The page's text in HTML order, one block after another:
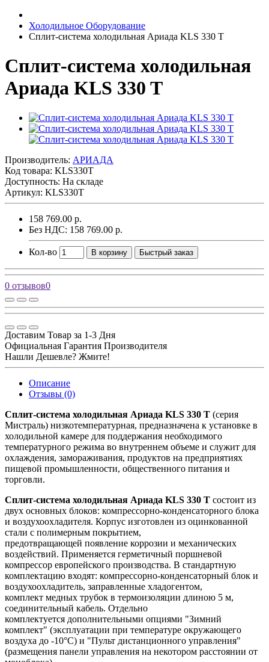
Холодильное Оборудование
Сплит-система холодильная Ариада KLS 330 T
Сплит-система холодильная
Ариада KLS 330 T
Производитель: АРИАДА
Код товара: KLS330T
Доступность: На складе
Артикул: KLS330T
158 769.00 р.
Без НДС: 158 769.00 р.
Кол-во В корзину Быстрый заказ
0 отзывов0
Доставим Товар за 1-3 Дня
Официальная Гарантия Производителя
Нашли Дешевле? Жмите!
Описание
Отзывы (0)
Сплит-система холодильная Ариада KLS 330 T (серия
Мистраль) низкотемпературная, предназначена к установке в
холодильной камере для поддержания необходимого
температурного режима во внутреннем объеме и служит для
охлаждения, замораживания, продуктов на предприятиях
пищевой промышленности, общественного питания и
торговли.
Сплит-система холодильная Ариада KLS 330 T состоит из
двух основных блоков: компрессорно-конденсаторного блока
и воздухоохладителя. Корпус изготовлен из оцинкованной
стали с полимерным покрытием,
предотвращающей появление коррозии и механических
воздействий. Применяется герметичный поршневой
компрессор европейского производства. В стандартную
комплектацию входят: компрессорно-конденсаторный блок и
воздухоохладитель, заправленные хладогентом,
комплект медных трубок в термоизоляции длиною 5 м,
соединительный кабель. Отдельно
комплектуется дополнительными опциями "Зимний
комплект" (эксплуатации при температуре окружающего
воздуха до -10°С) и "Пульт дистанционного управления"
(размещения панели управления на некотором расстоянии от